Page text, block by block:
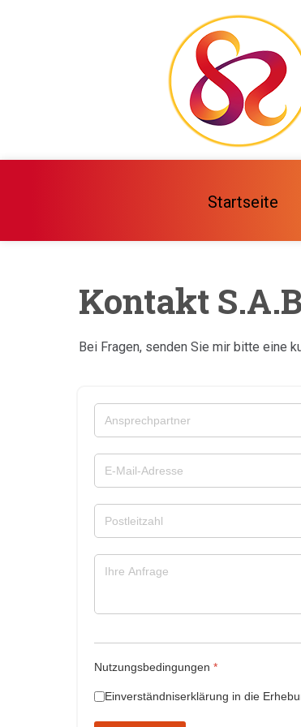
Startseite
Kontakt
Bei Fragen, senden Sie mir bitte eine
Nutzungsbedingungen *
Einverständniserklärung in die